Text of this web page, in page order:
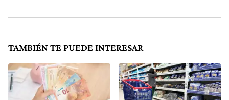
TAMBIÉN TE PUEDE INTERESAR